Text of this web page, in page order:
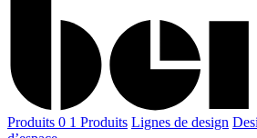
Produits 0 1 Produits Lignes de design